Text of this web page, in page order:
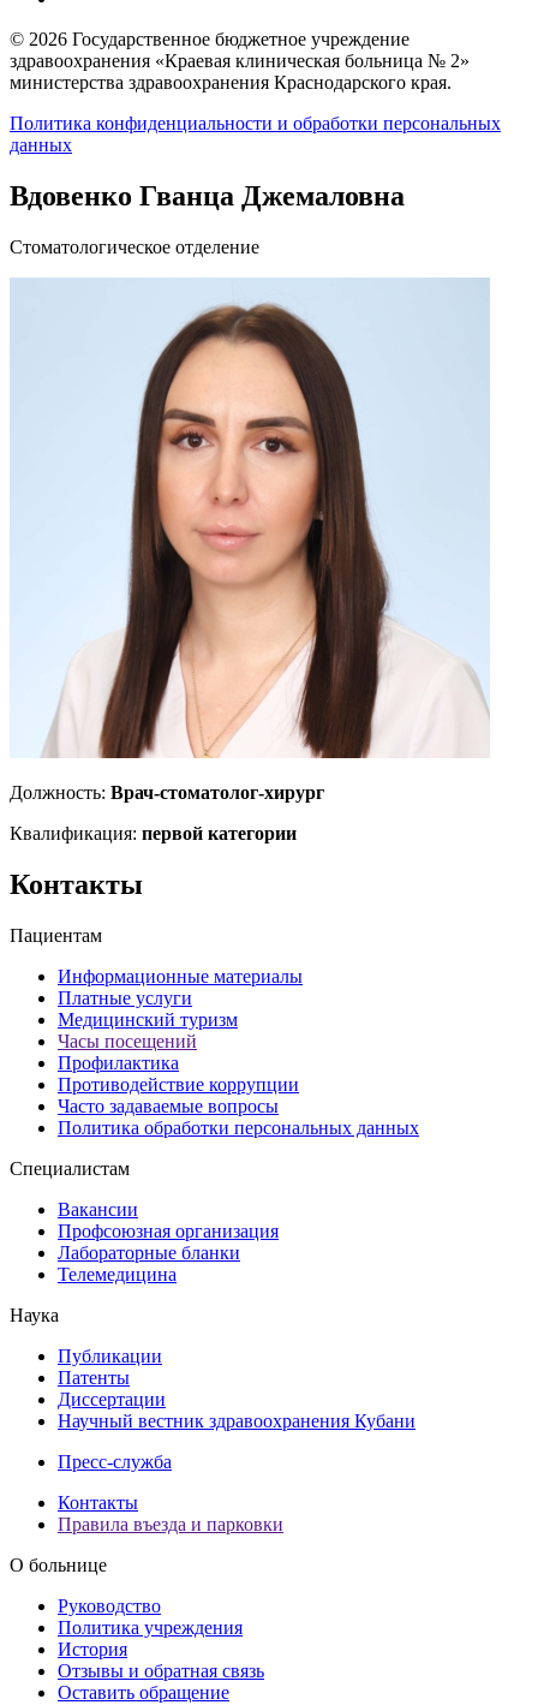
© 2026 Государственное бюджетное учреждение
здравоохранения «Краевая клиническая больница № 2»
министерства здравоохранения Краснодарского края.
Политика конфиденциальности и обработки персональных
данных
Вдовенко Гванца Джемаловна
Стоматологическое отделение
Должность: Врач-стоматолог-хирург
Квалификация: первой категории
Контакты
Пациентам
Информационные материалы
Платные услуги
Медицинский туризм
Часы посещений
Профилактика
Противодействие коррупции
Часто задаваемые вопросы
Политика обработки персональных данных
Специалистам
Вакансии
Профсоюзная организация
Лабораторные бланки
Телемедицина
Наука
Публикации
Патенты
Диссертации
Научный вестник здравоохранения Кубани
Пресс-служба
Контакты
Правила въезда и парковки
О больнице
Руководство
Политика учреждения
История
Отзывы и обратная связь
Оставить обращение